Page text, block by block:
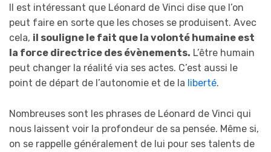
Il est intéressant que Léonard de Vinci dise que l’on
peut faire en sorte que les choses se produisent. Avec
cela, il souligne le fait que la volonté humaine est
la force directrice des évènements. L’être humain
peut changer la réalité via ses actes. C’est aussi le
point de départ de l’autonomie et de la liberté.
Nombreuses sont les phrases de Léonard de Vinci qui
nous laissent voir la profondeur de sa pensée. Même si,
on se rappelle généralement de lui pour ses talents de